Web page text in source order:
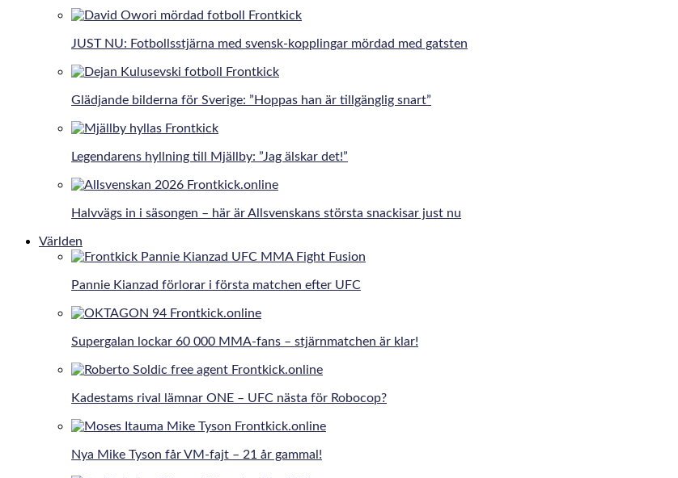
JUST NU: Fotbollsstjärna med svensk-kopplingar mördad med gatsten
Glädjande bilderna för Sverige: ”Hoppas han är tillgänglig snart”
Legendarens hyllning till Mjällby: ”Jag älskar det!”
Halvvägs in i säsongen – här är Allsvenskans största snackisar just nu
Världen
Pannie Kianzad förlorar i första matchen efter UFC
Supergalan lockar 60 000 MMA-fans – stjärnmatchen är klar!
Kadestams rival lämnar ONE – UFC nästa för Robocop?
Nya Mike Tyson får VM-fajt – 21 år gammal!